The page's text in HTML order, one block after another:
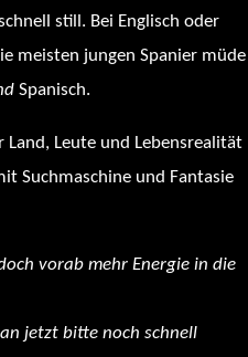
still. Bei Englisch oder
meisten jungen Spanier müde
Spanisch.
Land, Leute und Lebensrealität
Suchmaschine und Fantasie
vorab mehr Energie in die
jetzt bitte noch schnell